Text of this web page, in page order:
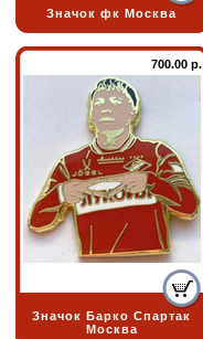
Значок фк Москва
700.00 р.
Значок Барко Спартак
Москва